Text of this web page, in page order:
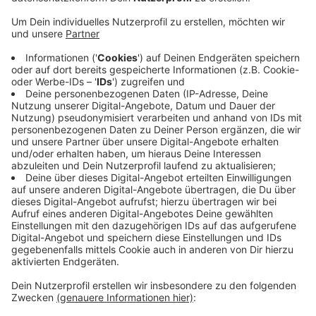
Die meisten Corona-Patienten leben in der Stadt
Mechernich. Hier ist die Zahl gestiegen. Das liegt
daran, dass es bei den routinemäßigen Nachtests
in der Flüchtlingsunterkunft sieben weitere
positive Ergebnisse gab. So gibt es jetzt in
Mechernich insgesamt 38 Infizierte – sie machen
den Großteil aller Fälle im Kreis Euskirchen aus.
Einen Fall gibt es weiterhin in Hellenthal und neu
dazugekommen sind seit Dienstag drei neue Fälle
in der Gemeinde Weilerswist.
Veröffentlicht:Donnerstag, 23.07.2020 05:35
Anzeige